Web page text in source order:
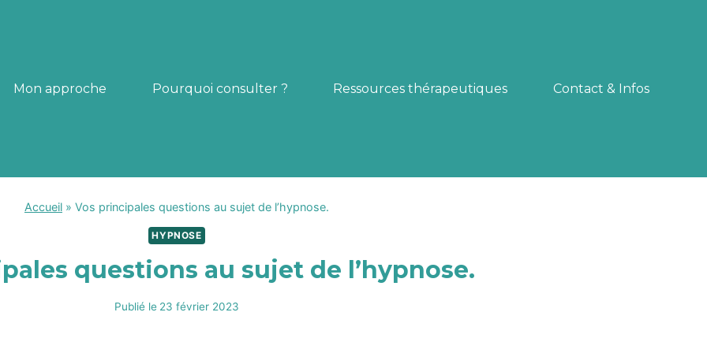
Mon approche Pourquoi consulter ? Ressources thérapeutiques Contact & Infos
Accueil » Vos principales questions au sujet de l’hypnose.
HYPNOSE
questions au sujet de l’hypnose.
Publié le 23 février 2023